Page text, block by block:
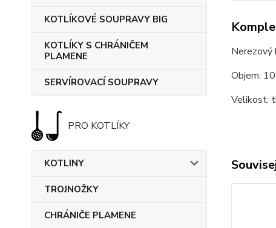
KOTLÍKOVÉ SOUPRAVY BIG
KOTLÍKY S CHRÁNIČEM
PLAMENE
SERVÍROVACÍ SOUPRAVY
PRO KOTLÍKY
KOTLINY
TROJNOŽKY
CHRÁNIČE PLAMENE
Nerezový
Objem:
Velikost: